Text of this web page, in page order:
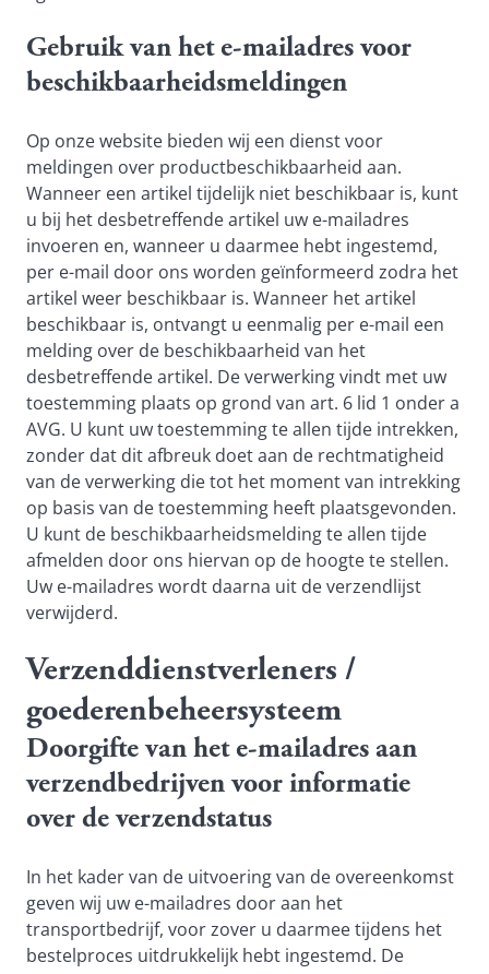
Gebruik van het e-mailadres voor
beschikbaarheidsmeldingen
Op onze website bieden wij een dienst voor
meldingen over productbeschikbaarheid aan.
Wanneer een artikel tijdelijk niet beschikbaar is, kunt
u bij het desbetreffende artikel uw e-mailadres
invoeren en, wanneer u daarmee hebt ingestemd,
per e-mail door ons worden geïnformeerd zodra het
artikel weer beschikbaar is. Wanneer het artikel
beschikbaar is, ontvangt u eenmalig per e-mail een
melding over de beschikbaarheid van het
desbetreffende artikel. De verwerking vindt met uw
toestemming plaats op grond van art. 6 lid 1 onder a
AVG. U kunt uw toestemming te allen tijde intrekken,
zonder dat dit afbreuk doet aan de rechtmatigheid
van de verwerking die tot het moment van intrekking
op basis van de toestemming heeft plaatsgevonden.
U kunt de beschikbaarheidsmelding te allen tijde
afmelden door ons hiervan op de hoogte te stellen.
Uw e-mailadres wordt daarna uit de verzendlijst
verwijderd.
Verzenddienstverleners /
goederenbeheersysteem
Doorgifte van het e-mailadres aan
verzendbedrijven voor informatie
over de verzendstatus
In het kader van de uitvoering van de overeenkomst
geven wij uw e-mailadres door aan het
transportbedrijf, voor zover u daarmee tijdens het
bestelproces uitdrukkelijk hebt ingestemd. De